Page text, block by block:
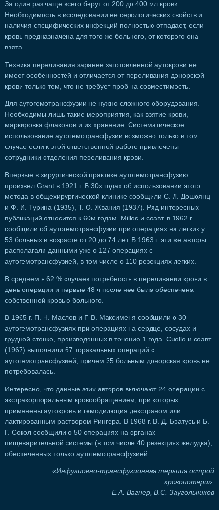
За один раз чаще всего берут от 200 до 400 мл крови.
Необходимость в исследовании ее серологических свойств и
наличия специфических инфекций полностью отпадает, если
кровь предназначена для того же больного, от которого она
взята.
Техника переливания заранее заготовленной аутокрови не
имеет особенностей и отличается от переливания донорской
крови только тем, что не требует проб на совместимость.
Для аутогемотрансфузии не нужно сложного оборудования.
Необходимы лишь такие мероприятия, как взятие крови,
маркировка флаконов и их хранение. Систематическое
использование аутогемотрансфузии возможно только в том
случае если к этой ответственной работе привлечены
сотрудники отделения переливания крови.
Впервые в хирургической практике аутогемотрансфузию
произвел Grant в 1921 г. В 30х годах об использовании этого
метода в общехирургической клинике сообщили С. Л. Дошоянц
и Ф. И. Турина (1935), Т. О. Жвания (1937). Ряд интересных
публикаций относится к 60м годам. Milles и соавт. в 1962 г.
сообщили об аутогемотрансфузии при операциях на легких у
53 больных в возрасте от 20 до 74 лет. В 1963 г. эти же авторы
располагали данными уже о 127 операциях с
аутогемотрансфузией, в том числе о 110 резекциях легких.
В среднем в 62 % случаев потребность в переливании крови в
день операции и первые 48 ч после нее была обеспечена
собственной кровью больного.
В 1965 г. П. Н. Маслов и Г. В. Максименя сообщили о 30
аутогемотрансфузиях при операциях на сердце, сосудах и
грудной стенке, произведенных в течение 1 года. Cuello и соавт.
(1967) выполнили 67 торакальных операций с
аутогемотрансфузией, причем 35 больным донорская кровь не
потребовалась.
Интересно, что данные этих авторов включают 24 операции с
экстракорпоральным кровообращением, при которых
применены аутокровь и гемодилюция декстраном или
лактированным раствором Рингера. В 1968 г. В. Д. Братусь и Б.
Г. Сокол сообщили о 50 операциях на органах
пищеварительной системы (в том числе 40 резекциях желудка),
обеспеченных только аутогемотрансфузией.
«Инфузионно-трансфузионная терапия острой
кровопотери»,
Е.А. Вагнер, В.С. Заугольников